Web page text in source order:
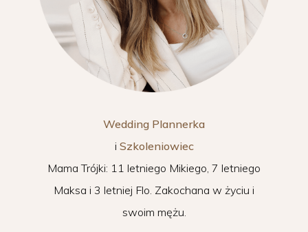
Wedding Plannerka
i Szkoleniowiec
Mama Trójki: 11 letniego Mikiego, 7 letniego
Maksa i 3 letniej Flo. Zakochana w życiu i
swoim mężu.